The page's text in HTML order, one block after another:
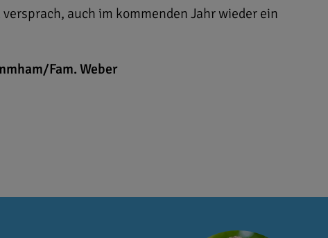
auch im kommenden Jahr wieder ein
Fam. Weber